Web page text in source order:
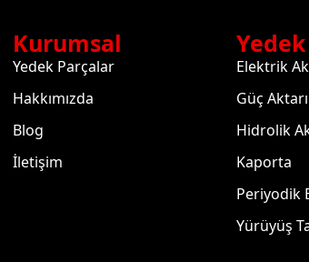
Kurumsal
Yedek Parçalar
Hakkımızda
Blog
İletişim
Elektrik
Güç
Hidrolik
Kaporta
Periyodik
Yürüyüş